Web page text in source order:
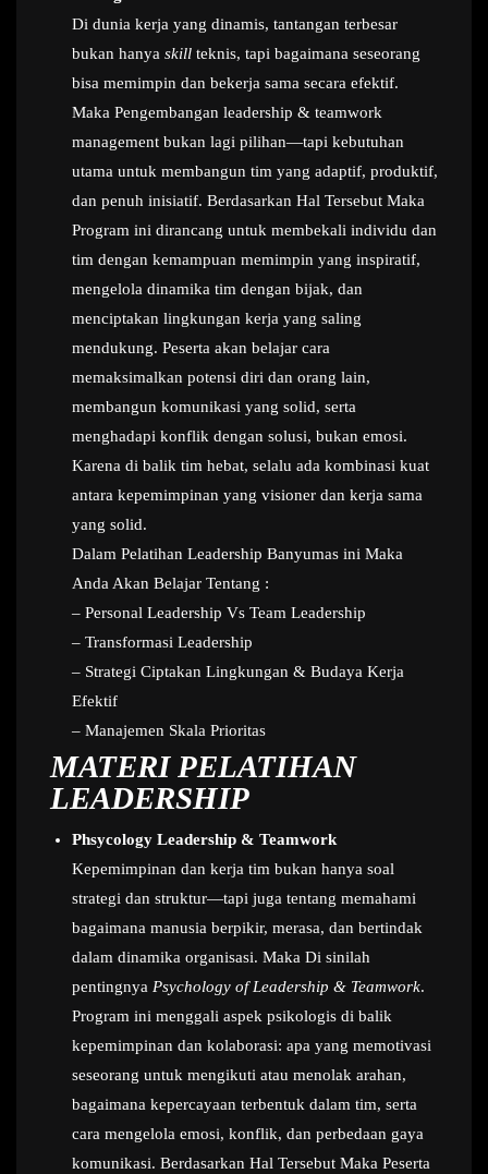
Di dunia kerja yang dinamis, tantangan terbesar
bukan hanya skill teknis, tapi bagaimana seseorang
bisa memimpin dan bekerja sama secara efektif.
Maka Pengembangan leadership & teamwork
management bukan lagi pilihan—tapi kebutuhan
utama untuk membangun tim yang adaptif, produktif,
dan penuh inisiatif. Berdasarkan Hal Tersebut Maka
Program ini dirancang untuk membekali individu dan
tim dengan kemampuan memimpin yang inspiratif,
mengelola dinamika tim dengan bijak, dan
menciptakan lingkungan kerja yang saling
mendukung. Peserta akan belajar cara
memaksimalkan potensi diri dan orang lain,
membangun komunikasi yang solid, serta
menghadapi konflik dengan solusi, bukan emosi.
Karena di balik tim hebat, selalu ada kombinasi kuat
antara kepemimpinan yang visioner dan kerja sama
yang solid.
Dalam Pelatihan Leadership Banyumas ini Maka
Anda Akan Belajar Tentang :
– Personal Leadership Vs Team Leadership
– Transformasi Leadership
– Strategi Ciptakan Lingkungan & Budaya Kerja
Efektif
– Manajemen Skala Prioritas
MATERI PELATIHAN
LEADERSHIP
Phsycology Leadership & Teamwork
Kepemimpinan dan kerja tim bukan hanya soal
strategi dan struktur—tapi juga tentang memahami
bagaimana manusia berpikir, merasa, dan bertindak
dalam dinamika organisasi. Maka Di sinilah
pentingnya Psychology of Leadership & Teamwork.
Program ini menggali aspek psikologis di balik
kepemimpinan dan kolaborasi: apa yang memotivasi
seseorang untuk mengikuti atau menolak arahan,
bagaimana kepercayaan terbentuk dalam tim, serta
cara mengelola emosi, konflik, dan perbedaan gaya
komunikasi. Berdasarkan Hal Tersebut Maka Peserta